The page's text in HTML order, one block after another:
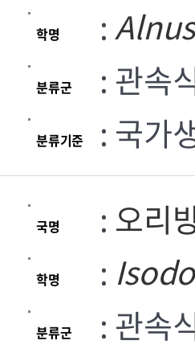
학명 :Alnus
분류군 : 관속
분류기준 : 국가
국명 : 오리
학명 :
분류군 : 관속